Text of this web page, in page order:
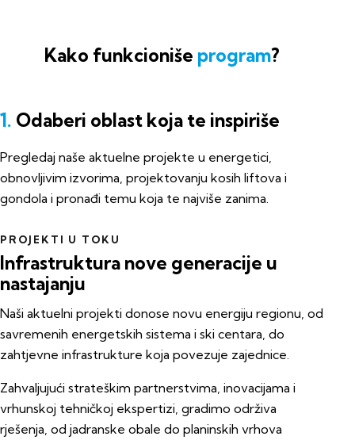
Kako funkcioniše program?
1. Odaberi oblast koja te inspiriše
Pregledaj naše aktuelne projekte u energetici,
obnovljivim izvorima, projektovanju kosih liftova i
gondola i pronađi temu koja te najviše zanima.
PROJEKTI U TOKU
Infrastruktura nove generacije u
nastajanju
Naši aktuelni projekti donose novu energiju regionu, od
savremenih energetskih sistema i ski centara, do
zahtjevne infrastrukture koja povezuje zajednice.
Zahvaljujući strateškim partnerstvima, inovacijama i
vrhunskoj tehničkoj ekspertizi, gradimo održiva
rješenja, od jadranske obale do planinskih vrhova